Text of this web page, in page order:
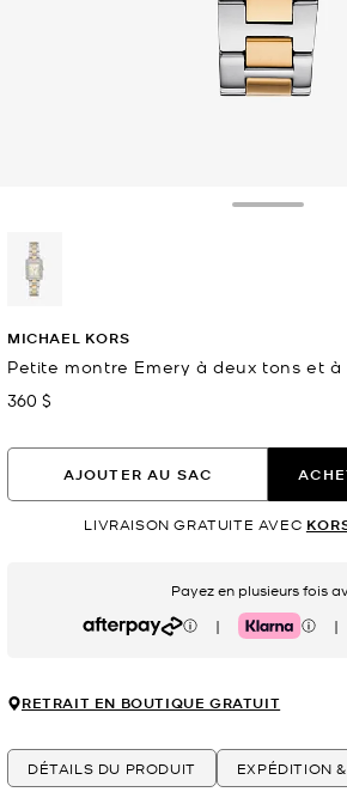
MICHAEL KORS
Petite montre Emery à deux tons et à
maintenant
360 $
AJOUTER AU SAC
LIVRAISON GRATUITE AVEC
Payez en plusieurs fois
Afterpay | Klarna |
RETRAIT EN BOUTIQUE GRATUIT
DÉTAILS DU PRODUIT EXPÉDITION